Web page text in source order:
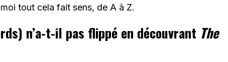
tout cela fait sens, de A à Z.
n’a-t-il pas flippé en découvrant The